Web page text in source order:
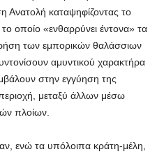
Ανατολή καταψηφίζοντας το
οποίο «ενθαρρύνει έντονα» τα
των εμπορικών θαλάσσιων
αμυντικού χαρακτήρα
στην εγγύηση της
μεταξύ άλλων μέσω
πλοίων.
ενώ τα υπόλοιπα κράτη-μέλη,